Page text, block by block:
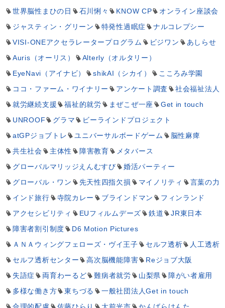
世界脳性まひの日
石川悧々 KNOW CP
オンライン座談会
ジャスティン・グリーン
特発性過眠症
ナルコレプシー
VISI-ONEアクセラレータープログラム
ビジワン
あしらせ
Auris（オーリス）
Alterly（オルタリー）
EyeNavi（アイナビ）
shikAI（シカイ）
こころみ学園
ココ・ファーム・ワイナリー
アンケート調査
社会福祉法人
就労継続支援
福祉的就労 まぜこぜ一座
Get in touch
UNROOF
グラマ
ビーラインドプロジェクト
atGPジョブトレ
ユニバーサルボードゲーム
脳性麻痺
共生社会
主体性 障害教育
メタバース
グローバルマリッジえんむすび
婚活パーティー
グローバル・ワン
先天性四指欠損 マイノリティ
言葉の力
インド旅行
寺院カレー ブラインドマン
フィンランド
アクセシビリティ
EUフィルムデーズ 鉄道
JR東日本
障害者割引制度
D6 Motion Pictures
ＡＮＡウィングフェローズ・ヴイ王子
セルフ透析
人工透析
セルフ透析センター
高次脳機能障害
Reジョブ大阪
失語症
両育わーるど 難病者就労 山梨県
障がい者雇用
多様な働き方
東ちづる
一般社団法人Get in touch
合理的配慮
佐藤ひらり 大前光市 かんばらけんた